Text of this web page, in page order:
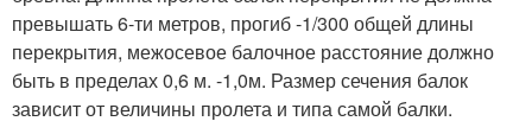
превышать 6-ти метров, прогиб -1/300 общей длины
перекрытия, межосевое балочное расстояние должно
быть в пределах 0,6 м. -1,0м. Размер сечения балок
зависит от величины пролета и типа самой балки.